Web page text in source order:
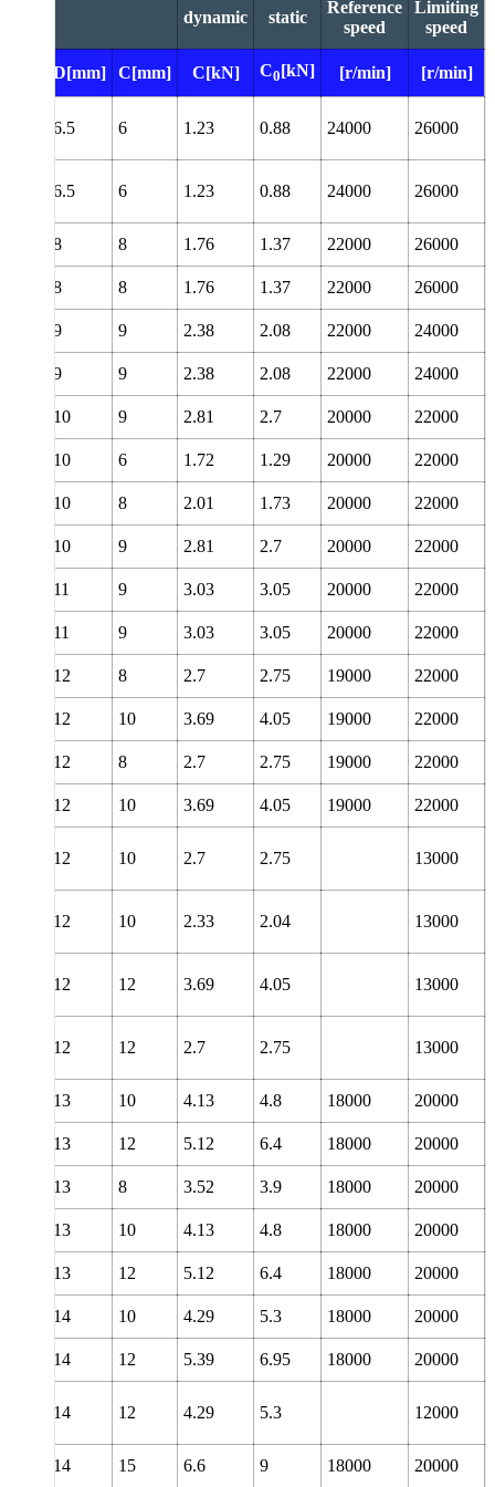
Width
Diameter needle roller
Sealing solution
Design
dynamic static
Reference
speed
Limiting
speed
D[mm] C[mm] C[kN] C0[kN] [r/min] [r/min]
6.5 6 1.23 0.88 24000 26000
6.5 6 1.23 0.88 24000 26000
8 8 1.76 1.37 22000 26000
8 8 1.76 1.37 22000 26000
9 9 2.38 2.08 22000 24000
9 9 2.38 2.08 22000 24000
10 9 2.81 2.7 20000 22000
10 6 1.72 1.29 20000 22000
10 8 2.01 1.73 20000 22000
10 9 2.81 2.7 20000 22000
11 9 3.03 3.05 20000 22000
11 9 3.03 3.05 20000 22000
12 8 2.7 2.75 19000 22000
12 10 3.69 4.05 19000 22000
12 8 2.7 2.75 19000 22000
12 10 3.69 4.05 19000 22000
12 10 2.7 2.75 13000
12 10 2.33 2.04 13000
12 12 3.69 4.05 13000
12 12 2.7 2.75 13000
13 10 4.13 4.8 18000 20000
13 12 5.12 6.4 18000 20000
13 8 3.52 3.9 18000 20000
13 10 4.13 4.8 18000 20000
13 12 5.12 6.4 18000 20000
14 10 4.29 5.3 18000 20000
14 12 5.39 6.95 18000 20000
14 12 4.29 5.3 12000
14 15 6.6 9 18000 20000